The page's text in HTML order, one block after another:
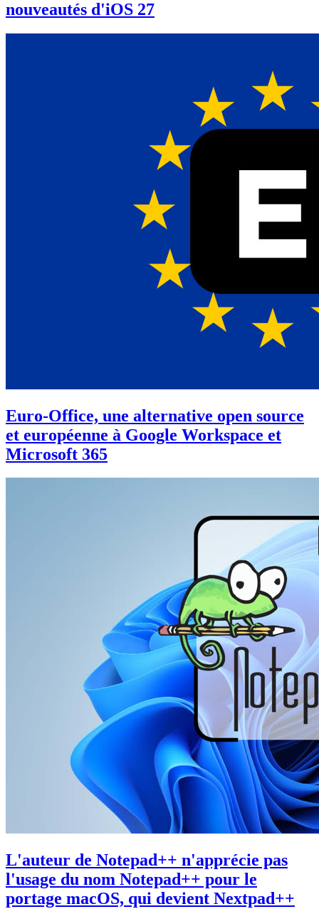
nouveautés d'iOS 27
Euro-Office, une alternative open source
et européenne à Google Workspace et
Microsoft 365
L'auteur de Notepad++ n'apprécie pas
l'usage du nom Notepad++ pour le
portage macOS, qui devient Nextpad++